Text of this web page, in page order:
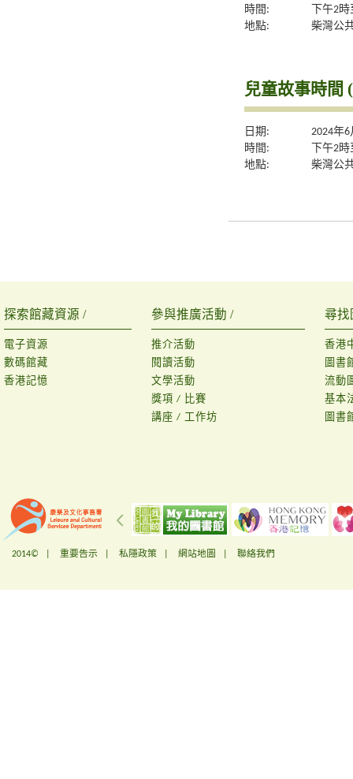
時間:
下午2
地點:
柴灣公
兒童故事時間
日期:
2024年
時間:
下午2
地點:
柴灣公
探索館藏資源 /
電子資源
數碼館藏
香港記憶
參與推廣活動 /
推介活動
閱讀活動
文學活動
獎項 / 比賽
講座 / 工作坊
尋找
香港
圖書
流動
基本
圖書
2014© | 重要告示 私隱政策 網站地圖 聯絡我們